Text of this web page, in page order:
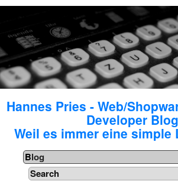
Hannes Pries - Web/
Developer Blog
Weil es immer eine simple
Blog
Search